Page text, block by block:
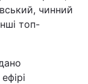
чинний
топ-